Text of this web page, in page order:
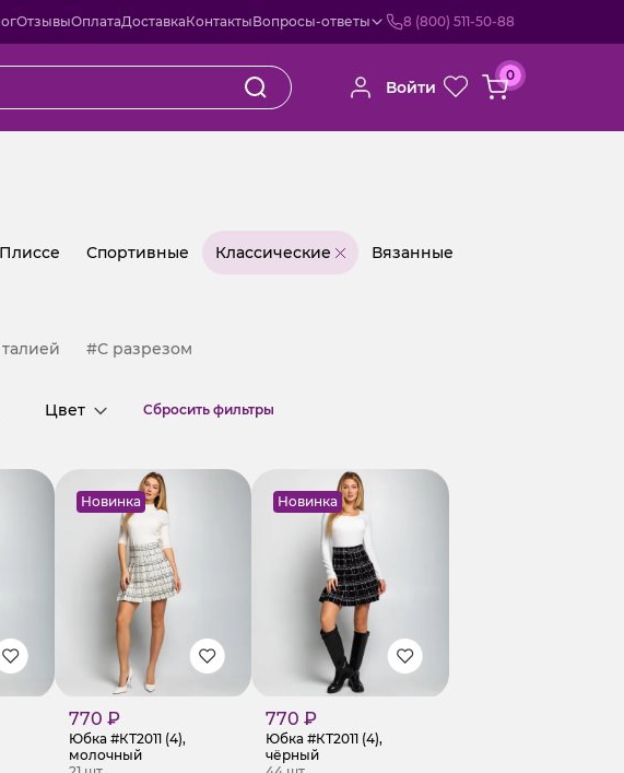
ОтзывыОплатаДоставкаКонтактыВопросы-ответы 8 (800) 511-50-88
Войти
0
Плиссе Спортивные Классические Вязанные
#С разрезом
Цвет Cбросить фильтры
Новинка
770 ₽
Юбка #КТ2011 (4),
молочный
Новинка
770 ₽
Юбка #КТ2011 (4),
чёрный